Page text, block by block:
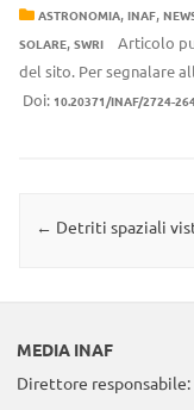
ASTRONOMIA, INAF,
SOLARE, SWRI Articolo
del sito. Per segnalare
Doi: 10.20371/INAF/2724-
Navigazione articolo
← Detriti spaziali
MEDIA INAF
Direttore responsabile: